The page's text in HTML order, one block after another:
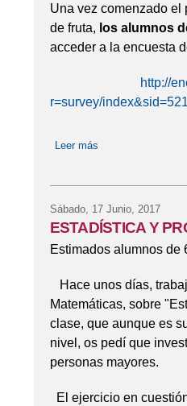
Una vez comenzado el
de fruta, los alumnos
acceder a la encuesta
http://
r=survey/
Leer más
Sábado, 17 Junio, 2017
ESTADÍSTICA Y
Estimados alumnos de
Hace unos días,
Matemáticas, sobre
clase, que aunque es
nivel, os pedí que
personas mayores.
El ejercicio en